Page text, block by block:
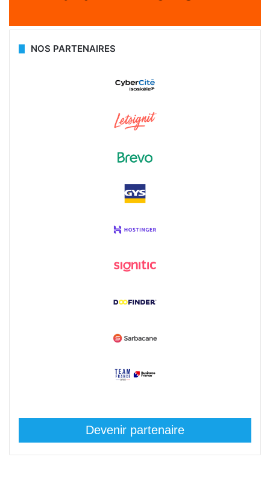
NOS PARTENAIRES
Devenir partenaire